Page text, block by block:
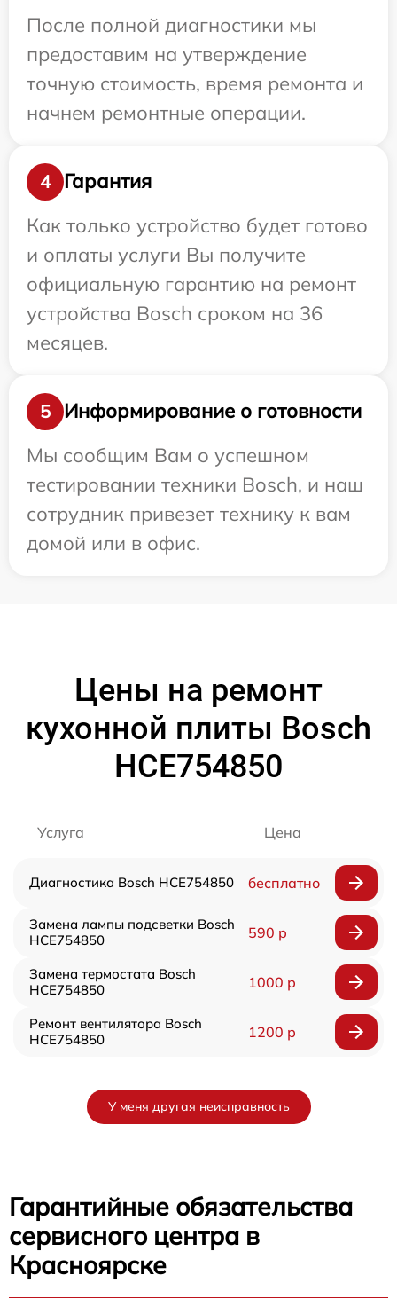
После полной диагностики мы
предоставим на утверждение
точную стоимость, время ремонта и
начнем ремонтные операции.
4
Гарантия
Как только устройство будет готово
и оплаты услуги Вы получите
официальную гарантию на ремонт
устройства Bosch сроком на 36
месяцев.
5
Информирование о готовности
Мы сообщим Вам о успешном
тестировании техники Bosch, и наш
сотрудник привезет технику к вам
домой или в офис.
Цены на ремонт
кухонной плиты Bosch
HCE754850
Услуга Цена
Диагностика Bosch HCE754850 бесплатно
Замена лампы подсветки Bosch
HCE754850
590 р
Замена термостата Bosch
HCE754850
1000 р
Ремонт вентилятора Bosch
HCE754850
1200 р
У меня другая неисправность
Гарантийные обязательства
сервисного центра в
Красноярске